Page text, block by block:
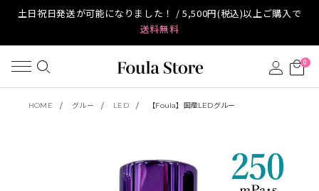
土日祝日発送が可能になりました！ / 5,500円(税込)以上ご購入で
送料無料
0
HOME グルー LED 【Foula】国産LEDグルー